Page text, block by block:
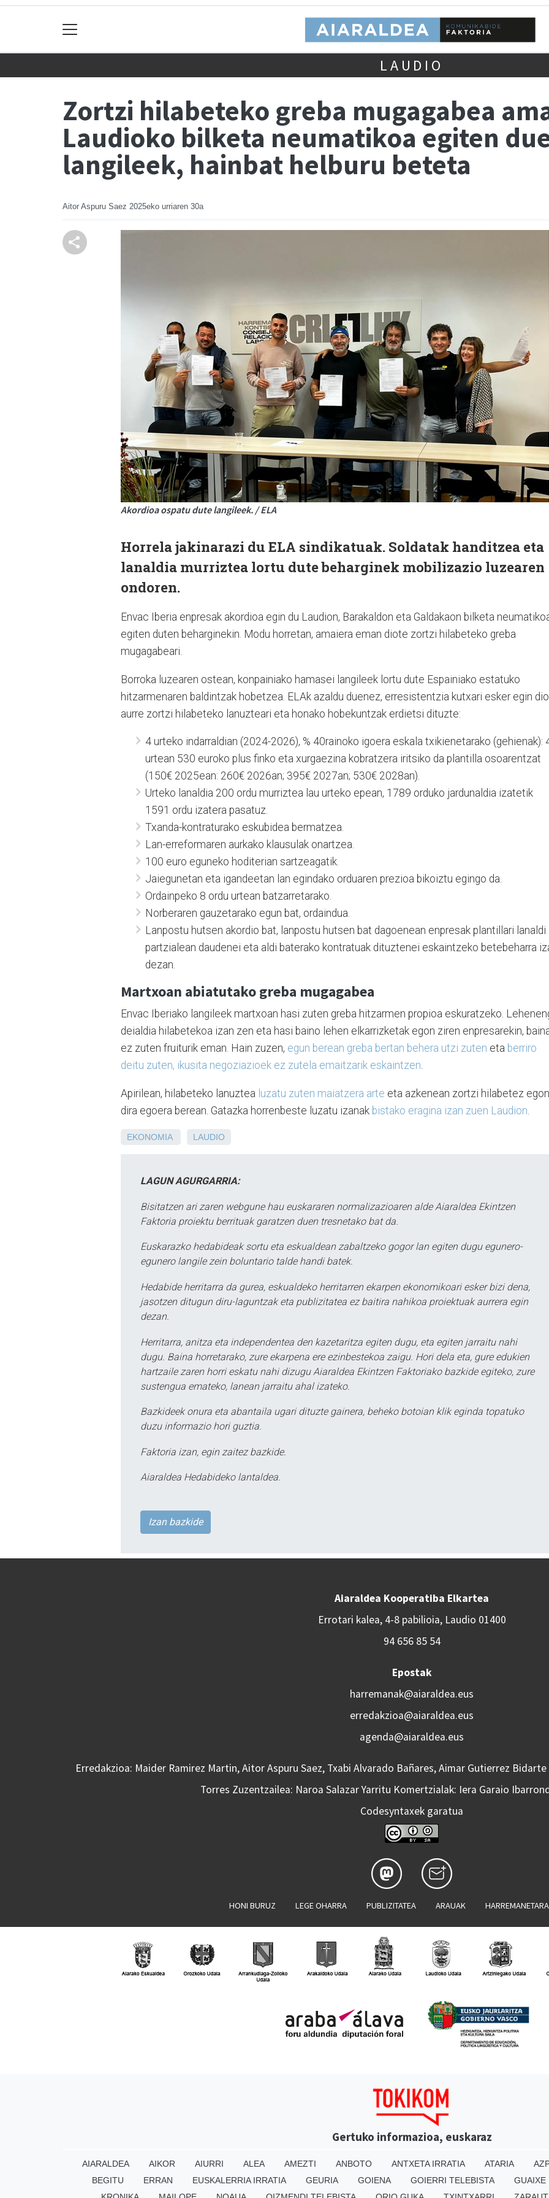
LAUDIO
Zortzi hilabeteko greba mugagabea
Laudioko bilketa neumatikoa egiten
langileek, hainbat helburu beteta
Aitor Aspuru Saez 2025eko urriaren 30a
Akordioa ospatu dute langileek. / ELA
Horrela jakinarazi du ELA sindikatuak. Soldatak handitzea eta
lanaldia murriztea lortu dute beharginek mobilizazio luzearen
ondoren.
Envac Iberia enpresak akordioa egin du Laudion, Barakaldon eta Galdakaon bilketa
egiten duten beharginekin. Modu horretan, amaiera eman diote zortzi hilabeteko greba
mugagabeari.
Borroka luzearen ostean, konpainiako hamasei langileek lortu dute Espainiako estatuko
hitzarmenaren baldintzak hobetzea. ELAk azaldu duenez, erresistentzia kutxari esker egin
aurre zortzi hilabeteko lanuzteari eta honako hobekuntzak erdietsi dituzte:
4 urteko indarraldian (2024-2026), % 40rainoko igoera eskala txikienetarako (gehienak):
urtean 530 euroko plus finko eta xurgaezina kobratzera iritsiko da plantilla osoarentzat
(150€ 2025ean: 260€ 2026an; 395€ 2027an; 530€ 2028an).
Urteko lanaldia 200 ordu murriztea lau urteko epean, 1789 orduko jardunaldia izatetik
1591 ordu izatera pasatuz.
Txanda-kontraturako eskubidea bermatzea.
Lan-erreformaren aurkako klausulak onartzea.
100 euro eguneko hoditerian sartzeagatik.
Jaiegunetan eta igandeetan lan egindako orduaren prezioa bikoiztu egingo da.
Ordainpeko 8 ordu urtean batzarretarako.
Norberaren gauzetarako egun bat, ordaindua.
Lanpostu hutsen akordio bat, lanpostu hutsen bat dagoenean enpresak plantillari lanaldi
partzialean daudenei eta aldi baterako kontratuak dituztenei eskaintzeko betebeharra
dezan.
Martxoan abiatutako greba mugagabea
Envac Iberiako langileek martxoan hasi zuten greba hitzarmen propioa eskuratzeko.
deialdia hilabetekoa izan zen eta hasi baino lehen elkarrizketak egon ziren enpresarekin,
ez zuten fruiturik eman. Hain zuzen, egun berean greba bertan behera utzi zuten eta berriro
deitu zuten, ikusita negoziazioek ez zutela emaitzarik eskaintzen.
Apirilean, hilabeteko lanuztea luzatu zuten maiatzera arte eta azkenean zortzi hilabetez egon
dira egoera berean. Gatazka horrenbeste luzatu izanak bistako eragina izan zuen Laudion
EKONOMIA LAUDIO
LAGUN AGURGARRIA:
Bisitatzen ari zaren webgune hau euskararen normalizazioaren alde Aiaraldea Ekintzen
Faktoria proiektu berrituak garatzen duen tresnetako bat da.
Euskarazko hedabideak sortu eta eskualdean zabaltzeko gogor lan egiten dugu egunero-
egunero langile zein boluntario talde handi batek.
Hedabide herritarra da gurea, eskualdeko herritarren ekarpen ekonomikoari esker bizi dena,
jasotzen ditugun diru-laguntzak eta publizitatea ez baitira nahikoa proiektuak aurrera egin
dezan.
Herritarra, anitza eta independentea den kazetaritza egiten dugu, eta egiten jarraitu nahi
dugu. Baina horretarako, zure ekarpena ere ezinbestekoa zaigu. Hori dela eta, gure edukien
hartzaile zaren horri eskatu nahi dizugu Aiaraldea Ekintzen Faktoriako bazkide egiteko, zure
sustengua emateko, lanean jarraitu ahal izateko.
Bazkideek onura eta abantaila ugari dituzte gainera, beheko botoian klik eginda topatuko
duzu informazio hori guztia.
Faktoria izan, egin zaitez bazkide.
Aiaraldea Hedabideko lantaldea.
Izan bazkide
Aiaraldea Kooperatiba Elkartea
Errotari kalea, 4-8 pabilioia, Laudio 01400
94 656 85 54
Epostak
harremanak@aiaraldea.eus
erredakzioa@aiaraldea.eus
agenda@aiaraldea.eus
Erredakzioa: Maider Ramirez Martin, Aitor Aspuru Saez, Txabi Alvarado Bañares, Aimar Gutierrez
Torres Zuzentzailea: Naroa Salazar Yarritu Komertzialak: Iera Garaio
Codesyntaxek garatua
HONI BURUZ LEGE OHARRA PUBLIZITATEA ARAUAK
Gertuko informazioa, euskaraz
AIARALDEA AIKOR AIURRI ALEA AMEZTI ANBOTO ANTXETA IRRATIA ATARIA
BEGITU
ERRAN EUSKALERRIA IRRATIA GEURIA GOIENA GOIERRI TELEBISTA GUAIXE